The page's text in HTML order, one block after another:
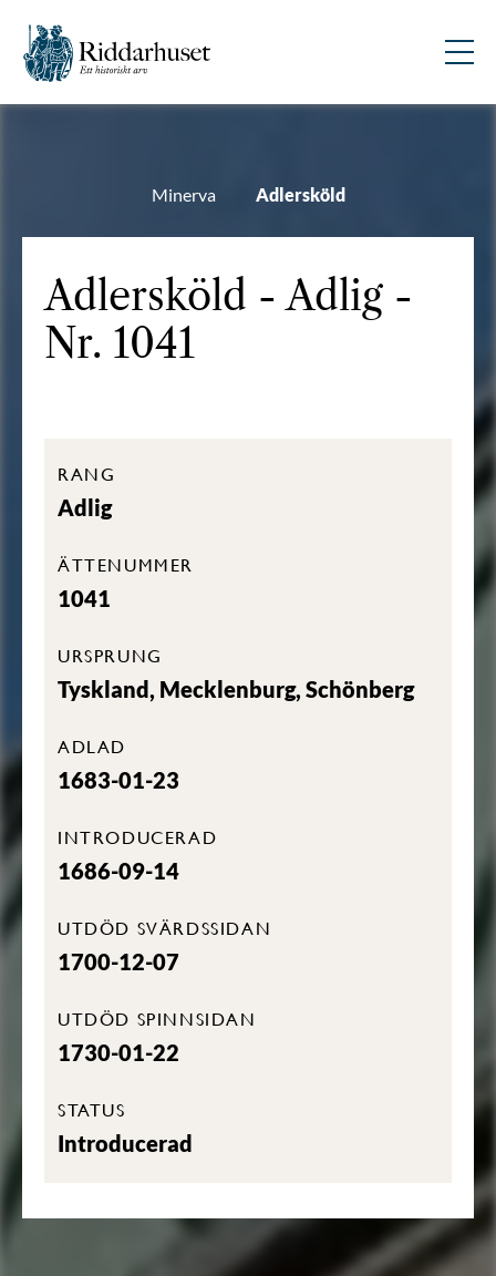
Minerva Adlersköld
Adlersköld - Adlig -
Nr. 1041
RANG
Adlig
ÄTTENUMMER
1041
URSPRUNG
Tyskland, Mecklenburg, Schönberg
ADLAD
1683-01-23
INTRODUCERAD
1686-09-14
UTDÖD SVÄRDSSIDAN
1700-12-07
UTDÖD SPINNSIDAN
1730-01-22
STATUS
Introducerad